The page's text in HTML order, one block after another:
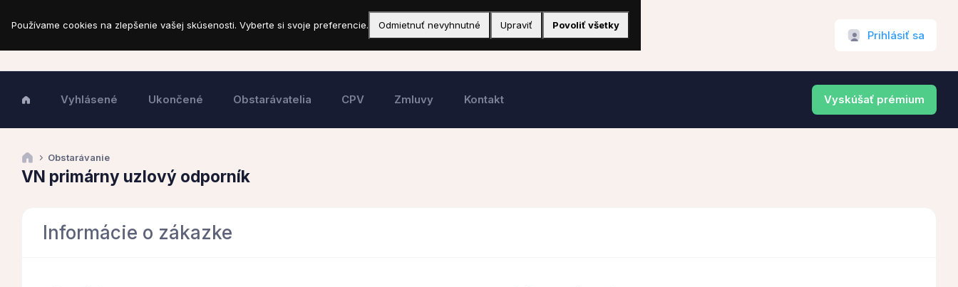
Prihlásiť sa
Vyhlásené Ukončené Obstarávatelia CPV Zmluvy Kontakt Vyskúšať prémium
Obstarávanie
VN primárny uzlový odporník
Informácie o zákazke
Používame cookies na zlepšenie vašej skúsenosti. Vyberte si svoje preferencie. Odmietnuť nevyhnutné Upraviť Povoliť všetky